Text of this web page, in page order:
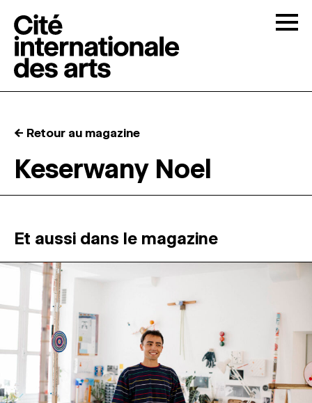
RÉSIDENCES ↓
ATELIERS OUVERTS
PROGRAMMATION
MAGAZINE
ESPACES DE PRATIQUE ARTISTIQUE ↓
← Retour au magazine
Keserwany Noel
Et aussi dans le magazine